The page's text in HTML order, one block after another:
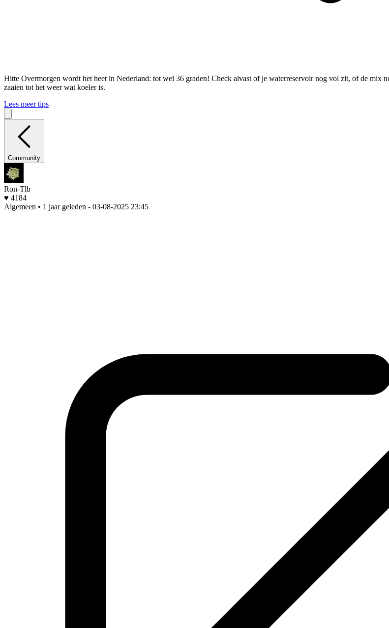
Hitte Overmorgen wordt het heet in Nederland: tot wel 36 graden! Check alvast of je waterreservoir nog vol zit, of de mix
zaaien tot het weer wat koeler is.
Lees meer tips
Community
Ron-Tlb
♥ 4184
Algemeen • 1 jaar geleden - 03-08-2025 23:45